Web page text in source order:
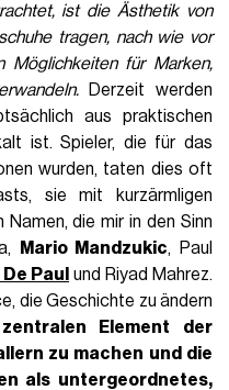
ist die Ästhetik von
tragen, nach wie vor
Möglichkeiten für Marken,
Derzeit werden
aus praktischen
ist. Spieler, die für das
wurden, taten dies oft
sie mit kurzärmligen
die mir in den Sinn
Mario Mandzukic, Paul
Paul und Riyad Mahrez.
die Geschichte zu ändern
Element der
zu machen und die
als untergeordnetes,